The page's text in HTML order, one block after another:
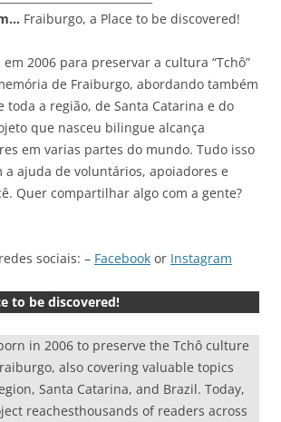
Fraiburgo, a Place to be discovered!
2006 para preservar a cultura “Tchô”
de Fraiburgo, abordando também
toda a região, de Santa Catarina e do
que nasceu bilingue alcança
em varias partes do mundo. Tudo isso
a ajuda de voluntários, apoiadores e
Quer compartilhar algo com a gente?
sociais: – Facebook or Instagram
to be discovered!
in 2006 to preserve the Tchô culture
also covering valuable topics
Santa Catarina, and Brazil. Today,
reachesthousands of readers across